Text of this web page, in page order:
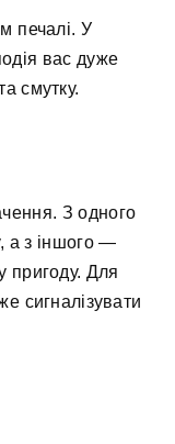
печалі. У
вас дуже
смутку.
З одного
а з іншого —
пригоду. Для
сигналізувати